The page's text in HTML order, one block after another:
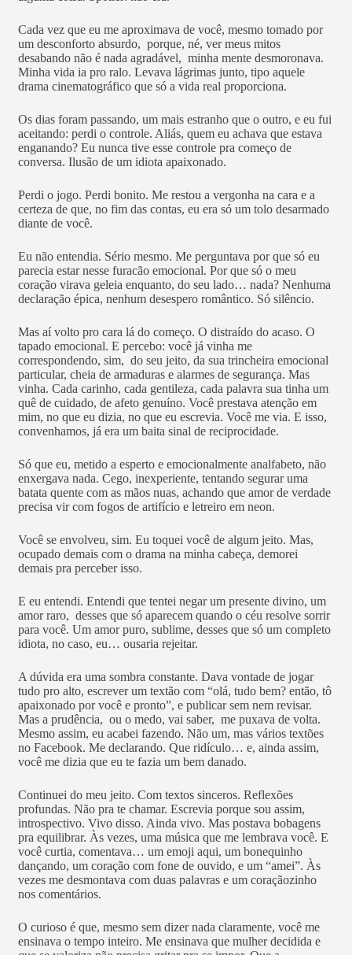
Cada vez que eu me aproximava de você, mesmo tomado por
um desconforto absurdo, porque, né, ver meus mitos
desabando não é nada agradável, minha mente desmoronava.
Minha vida ia pro ralo. Levava lágrimas junto, tipo aquele
drama cinematográfico que só a vida real proporciona.
Os dias foram passando, um mais estranho que o outro, e eu fui
aceitando: perdi o controle. Aliás, quem eu achava que estava
enganando? Eu nunca tive esse controle pra começo de
conversa. Ilusão de um idiota apaixonado.
Perdi o jogo. Perdi bonito. Me restou a vergonha na cara e a
certeza de que, no fim das contas, eu era só um tolo desarmado
diante de você.
Eu não entendia. Sério mesmo. Me perguntava por que só eu
parecia estar nesse furacão emocional. Por que só o meu
coração virava geleia enquanto, do seu lado… nada? Nenhuma
declaração épica, nenhum desespero romântico. Só silêncio.
Mas aí volto pro cara lá do começo. O distraído do acaso. O
tapado emocional. E percebo: você já vinha me
correspondendo, sim, do seu jeito, da sua trincheira emocional
particular, cheia de armaduras e alarmes de segurança. Mas
vinha. Cada carinho, cada gentileza, cada palavra sua tinha um
quê de cuidado, de afeto genuíno. Você prestava atenção em
mim, no que eu dizia, no que eu escrevia. Você me via. E isso,
convenhamos, já era um baita sinal de reciprocidade.
Só que eu, metido a esperto e emocionalmente analfabeto, não
enxergava nada. Cego, inexperiente, tentando segurar uma
batata quente com as mãos nuas, achando que amor de verdade
precisa vir com fogos de artifício e letreiro em neon.
Você se envolveu, sim. Eu toquei você de algum jeito. Mas,
ocupado demais com o drama na minha cabeça, demorei
demais pra perceber isso.
E eu entendi. Entendi que tentei negar um presente divino, um
amor raro, desses que só aparecem quando o céu resolve sorrir
para você. Um amor puro, sublime, desses que só um completo
idiota, no caso, eu… ousaria rejeitar.
A dúvida era uma sombra constante. Dava vontade de jogar
tudo pro alto, escrever um textão com “olá, tudo bem? então, tô
apaixonado por você e pronto”, e publicar sem nem revisar.
Mas a prudência, ou o medo, vai saber, me puxava de volta.
Mesmo assim, eu acabei fazendo. Não um, mas vários textões
no Facebook. Me declarando. Que ridículo… e, ainda assim,
você me dizia que eu te fazia um bem danado.
Continuei do meu jeito. Com textos sinceros. Reflexões
profundas. Não pra te chamar. Escrevia porque sou assim,
introspectivo. Vivo disso. Ainda vivo. Mas postava bobagens
pra equilibrar. Às vezes, uma música que me lembrava você. E
você curtia, comentava… um emoji aqui, um bonequinho
dançando, um coração com fone de ouvido, e um “amei”. Às
vezes me desmontava com duas palavras e um coraçãozinho
nos comentários.
O curioso é que, mesmo sem dizer nada claramente, você me
ensinava o tempo inteiro. Me ensinava que mulher decidida e